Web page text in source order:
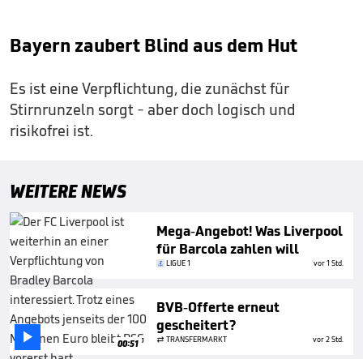
Bayern zaubert Blind aus dem Hut
Es ist eine Verpflichtung, die zunächst für
Stirnrunzeln sorgt - aber doch logisch und
risikofrei ist.
WEITERE NEWS
Mega-Angebot! Was Liverpool
für Barcola zahlen will
LIGUE 1 vor 1 Std.
 00:51
BVB-Offerte erneut
gescheitert?
TRANSFERMARKT vor 2 Std.